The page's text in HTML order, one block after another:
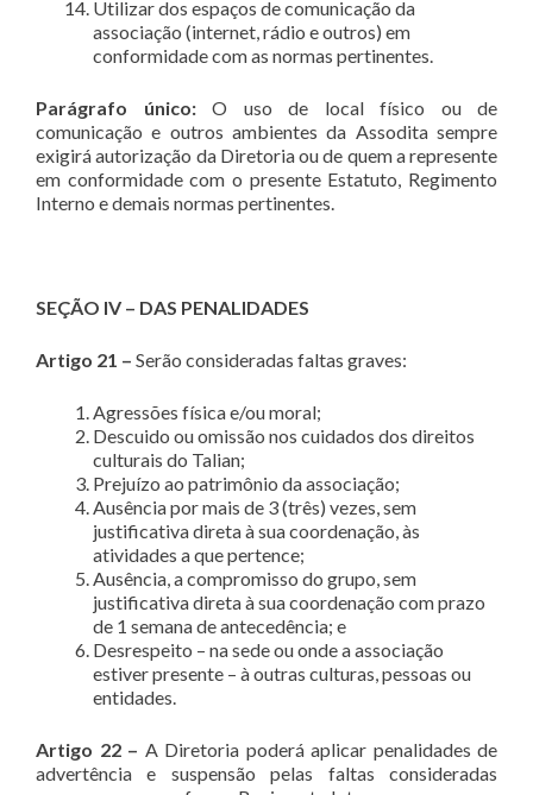
Utilizar dos espaços de comunicação da
associação (internet, rádio e outros) em
conformidade com as normas pertinentes.
Parágrafo único: O uso de local físico ou de
comunicação e outros ambientes da Assodita sempre
exigirá autorização da Diretoria ou de quem a represente
em conformidade com o presente Estatuto, Regimento
Interno e demais normas pertinentes.
SEÇÃO IV – DAS PENALIDADES
Artigo 21 – Serão consideradas faltas graves:
Agressões física e/ou moral;
Descuido ou omissão nos cuidados dos direitos
culturais do Talian;
Prejuízo ao patrimônio da associação;
Ausência por mais de 3 (três) vezes, sem
justificativa direta à sua coordenação, às
atividades a que pertence;
Ausência, a compromisso do grupo, sem
justificativa direta à sua coordenação com prazo
de 1 semana de antecedência; e
Desrespeito – na sede ou onde a associação
estiver presente – à outras culturas, pessoas ou
entidades.
Artigo 22 – A Diretoria poderá aplicar penalidades de
advertência e suspensão pelas faltas consideradas